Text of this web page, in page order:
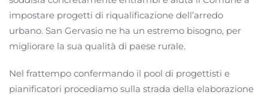
impostare progetti di riqualificazione dell’arredo
urbano. San Gervasio ne ha un estremo bisogno, per
migliorare la sua qualità di paese rurale.
Nel frattempo confermando il pool di progettisti e
pianificatori procediamo sulla strada della elaborazione